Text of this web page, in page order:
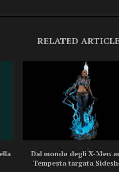
RELATED
Dal mondo degli X-Men
Tempesta targata